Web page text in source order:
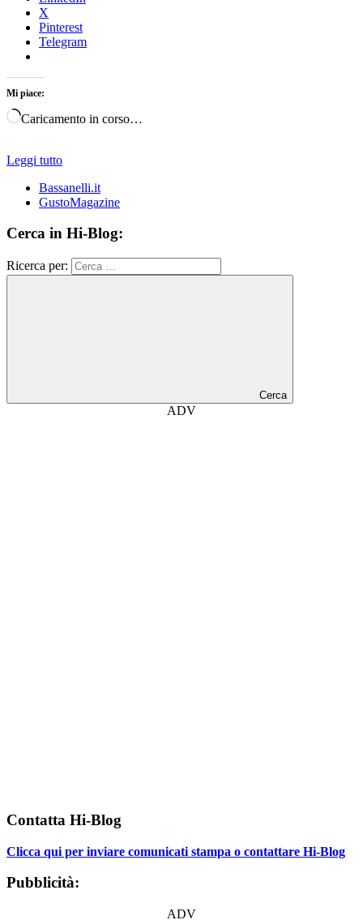
X
Pinterest
Telegram
Mi piace:
Caricamento in corso…
Leggi tutto
Bassanelli.it
GustoMagazine
Cerca in Hi-Blog:
Ricerca per:
Cerca
ADV
Contatta Hi-Blog
Clicca qui per inviare comunicati stampa o contattare Hi-Blog
Pubblicità:
ADV